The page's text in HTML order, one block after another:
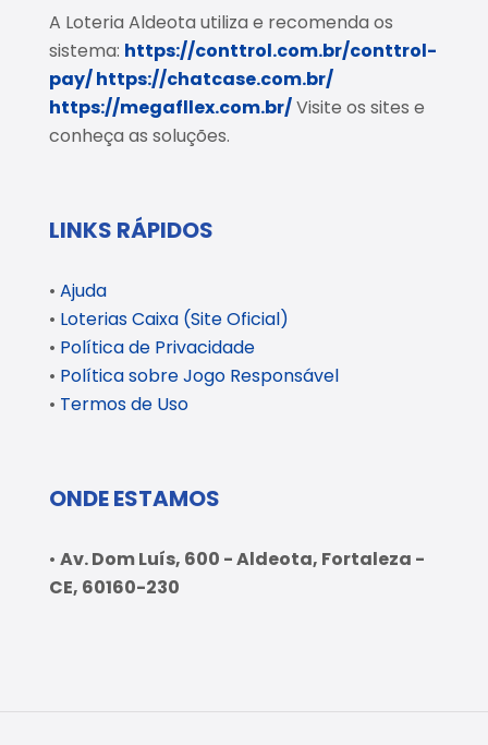
A Loteria Aldeota utiliza e recomenda os
sistema: https://conttrol.com.br/conttrol-
pay/https://chatcase.com.br/
https://megafllex.com.br/Visite os sites e
conheça as soluções.
LINKS RÁPIDOS
• Ajuda
• Loterias Caixa (Site Oficial)
• Política de Privacidade
• Política sobre Jogo Responsável
• Termos de Uso
ONDE ESTAMOS
• Av. Dom Luís, 600 - Aldeota, Fortaleza -
CE, 60160-230